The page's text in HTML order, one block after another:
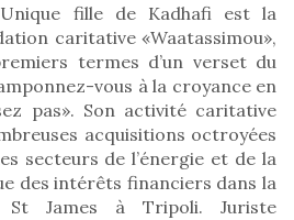
fille de Kadhafi est la
caritative «Waatassimou»,
termes d’un verset du
vous à la croyance en
pas». Son activité caritative
acquisitions octroyées
secteurs de l’énergie et de la
des intérêts financiers dans la
St James à Tripoli. Juriste